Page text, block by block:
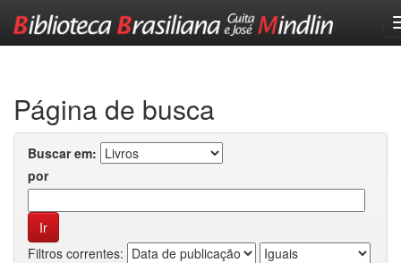
Página de busca
Buscar em:
por
Filtros correntes: